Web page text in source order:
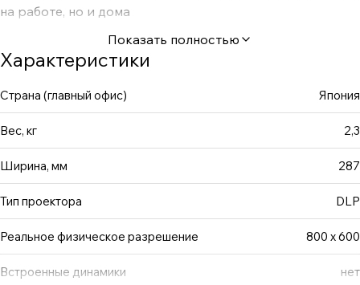
на работе, но и дома
Показать полностью
Характеристики
Страна (главный офис) Япония
Вес, кг 2,3
Ширина, мм 287
Тип проектора DLP
Реальное физическое разрешение 800 x 600
Встроенные динамики нет